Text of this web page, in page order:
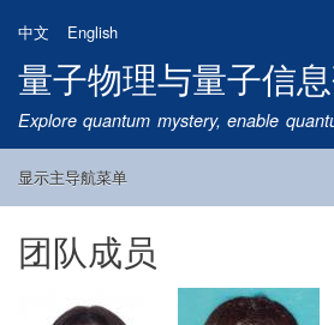
到
主
要
内
中文 English
量子物理与量子信
Explore quantum mystery, enable
Main
显示主导航菜单
首页
研究方向
量子卫星
团队成员
新闻动态
研究进展
学术报告
论文发表
公告通知
招生信息
相关链接
团队成员